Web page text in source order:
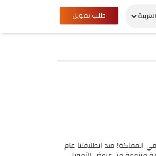
العربية طلب تمويل
المملكة! منذ انطلاقتنا عام